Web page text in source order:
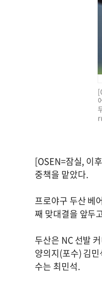
[OSEN=잠실, 이
중책을 맡았다.
프로야구 두산 베
째 맞대결을 앞두
두산은 NC 선발
양의지(포수) 김
수는 최민석.